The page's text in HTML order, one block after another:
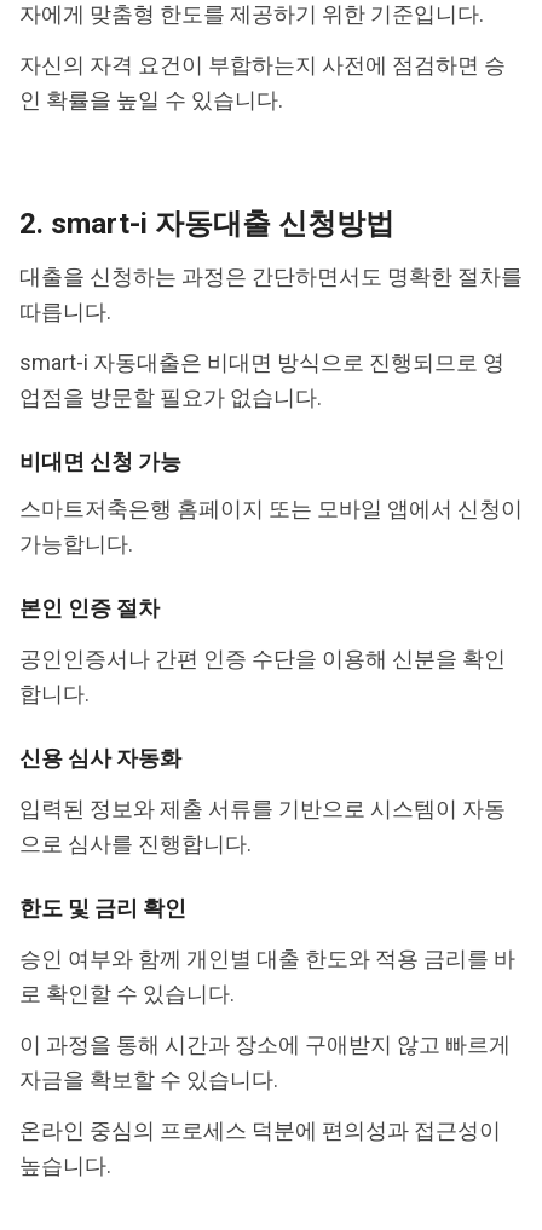
자에게 맞춤형 한도를 제공하기 위한 기준입니다.
자신의 자격 요건이 부합하는지 사전에 점검하면 승
인 확률을 높일 수 있습니다.
2. smart-i 자동대출 신청방법
대출을 신청하는 과정은 간단하면서도 명확한 절차를
따릅니다.
smart-i 자동대출은 비대면 방식으로 진행되므로 영
업점을 방문할 필요가 없습니다.
비대면 신청 가능
스마트저축은행 홈페이지 또는 모바일 앱에서 신청이
가능합니다.
본인 인증 절차
공인인증서나 간편 인증 수단을 이용해 신분을 확인
합니다.
신용 심사 자동화
입력된 정보와 제출 서류를 기반으로 시스템이 자동
으로 심사를 진행합니다.
한도 및 금리 확인
승인 여부와 함께 개인별 대출 한도와 적용 금리를 바
로 확인할 수 있습니다.
이 과정을 통해 시간과 장소에 구애받지 않고 빠르게
자금을 확보할 수 있습니다.
온라인 중심의 프로세스 덕분에 편의성과 접근성이
높습니다.